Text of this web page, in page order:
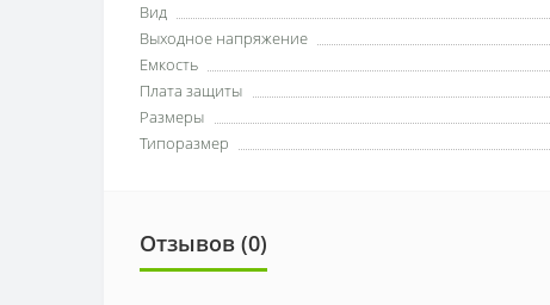
Вид
Выходное напряжение
Емкость
Плата защиты
Размеры
Типоразмер
Отзывов (0)